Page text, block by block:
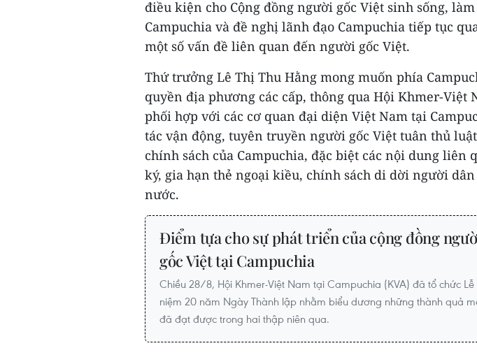
điều kiện cho Cộng đồng người gốc Việt sinh sống,
Campuchia và đề nghị lãnh đạo Campuchia tiếp tục
một số vấn đề liên quan đến người gốc Việt.
Thứ trưởng Lê Thị Thu Hằng mong muốn phía
quyền địa phương các cấp, thông qua Hội Khmer-Việt
phối hợp với các cơ quan đại diện Việt Nam tại
tác vận động, tuyên truyền người gốc Việt tuân thủ
chính sách của Campuchia, đặc biệt các nội dung liên
ký, gia hạn thẻ ngoại kiều, chính sách di dời người
nước.
Điểm tựa cho sự phát triển của cộng đồng
gốc Việt tại Campuchia
Chiều 28/8, Hội Khmer-Việt Nam tại Campuchia (KVA) đã tổ chức Lễ
niệm 20 năm Ngày Thành lập nhằm biểu dương những thành quả
đã đạt được trong hai thập niên qua.